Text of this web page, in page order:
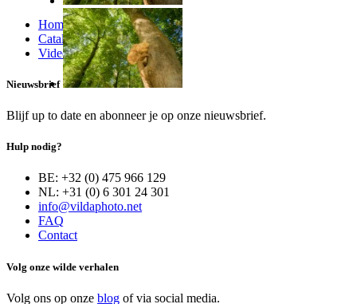
Home
Catalogus
Video
Nieuwsbrief
Blijf up to date en abonneer je op onze nieuwsbrief.
Hulp nodig?
BE: +32 (0) 475 966 129
NL: +31 (0) 6 301 24 301
info@vildaphoto.net
FAQ
Contact
Volg onze wilde verhalen
Volg ons op onze blog of via social media.